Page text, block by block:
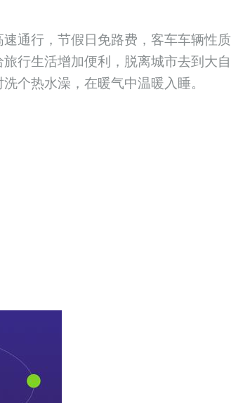
通行，节假日免路费，客车车辆性质
行生活增加便利，脱离城市去到大自
个热水澡，在暖气中温暖入睡。